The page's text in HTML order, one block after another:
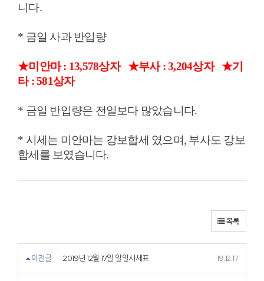
니다.
* 금일 사과 반입량
★미안마 : 13,578상자★부사 : 3,204상자
★기
타 : 581상자
* 금일 반입량은 전일보다 많았습니다.
* 시세는 미안마는 강보합세 였으며, 부사도 강보
합세를 보였습니다.
목록
이전글 2019년 12월 17일 일일시세표 19.12.17